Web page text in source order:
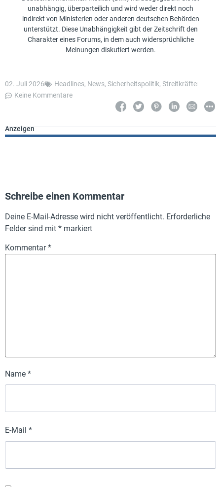
unabhängig, überparteilich und wird weder direkt noch
indirekt von Ministerien oder anderen deutschen Behörden
unterstützt. Diese Unabhängigkeit gibt der Zeitschrift den
Charakter eines Forums, in dem auch widersprüchliche
Meinungen diskutiert werden.
02. Juli 2026 Headlines, News, Sicherheitspolitik, Streitkräfte
Keine Kommentare
Anzeigen
Schreibe einen Kommentar
Deine E-Mail-Adresse wird nicht veröffentlicht. Erforderliche
Felder sind mit * markiert
Kommentar*
Name *
E-Mail *